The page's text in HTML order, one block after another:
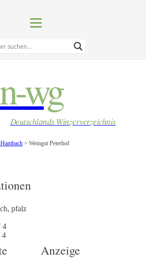
wg
Deutschlands Winzerverzeichnis
> Weingut Peterhof
, pfalz
4
4
Anzeige